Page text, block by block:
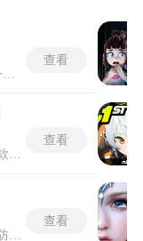
查看
查看
查看